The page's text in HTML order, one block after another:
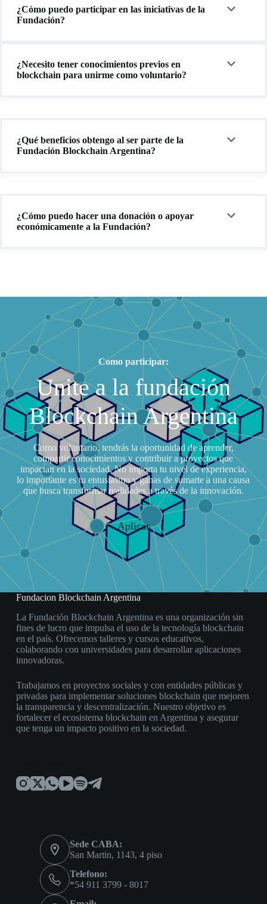
¿Cómo puedo participar en las iniciativas de la
Fundación?
¿Necesito tener conocimientos previos en
blockchain para unirme como voluntario?
¿Qué beneficios obtengo al ser parte de la
Fundación Blockchain Argentina?
¿Cómo puedo hacer una donación o apoyar
económicamente a la Fundación?
Como participar:
Unite a la fundación
Blockchain Argentina
Como voluntario, tendrás la oportunidad de aprender,
compartir conocimientos y contribuir a proyectos que
impactan en la sociedad. No importa tu nivel de experiencia,
lo importante es tu entusiasmo y ganas de sumarte a una causa
que busca transformar realidades a través de la innovación.
Aplicar
Fundacion Blockchain Argentina
La Fundación Blockchain Argentina es una organización sin
fines de lucro que impulsa el uso de la tecnología blockchain
en el país. Ofrecemos talleres y cursos educativos,
colaborando con universidades para desarrollar aplicaciones
innovadoras.
Trabajamos en proyectos sociales y con entidades públicas y
privadas para implementar soluciones blockchain que mejoren
la transparencia y descentralización. Nuestro objetivo es
fortalecer el ecosistema blockchain en Argentina y asegurar
que tenga un impacto positivo en la sociedad.
Sede CABA:
San Martin, 1143, 4 piso
Telefono:
*54 911 3799 - 8017